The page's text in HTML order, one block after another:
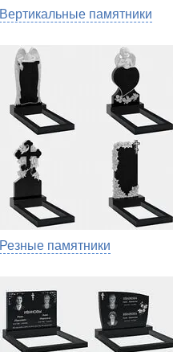
Вертикальные памятники
Резные памятники